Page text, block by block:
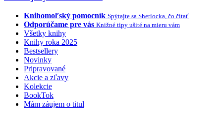
Knihomoľský pomocník Spýtajte sa Sherlocka, čo čítať
Odporúčame pre vás Knižné tipy ušité na mieru vám
Všetky knihy
Knihy roka 2025
Bestsellery
Novinky
Pripravované
Akcie a zľavy
Kolekcie
BookTok
Mám záujem o titul